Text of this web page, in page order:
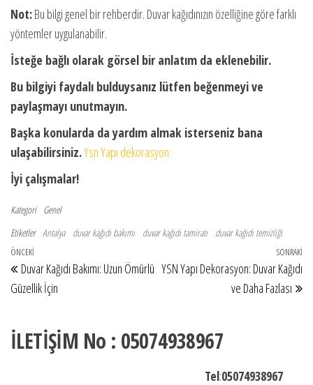
Not:Bu bilgi genel bir rehberdir. Duvar kağıdınızın özelliğine göre farklı
yöntemler uygulanabilir.
İsteğe bağlı olarak görsel bir anlatım da eklenebilir.
Bu bilgiyi faydalı bulduysanız lütfen beğenmeyi ve
paylaşmayı unutmayın.
Başka konularda da yardım almak isterseniz bana
ulaşabilirsiniz.Ysn Yapı dekorasyon
İyi çalışmalar!
Kategori Genel
Etiketler Antalya duvar kağıdı bakımı duvar kağıdı tamiratı duvar kağıdı temizliği
Yazı gezinmesi
Önceki Yazı
ÖNCEKI
Duvar Kağıdı Bakımı: Uzun Ömürlü
Güzellik İçin
SONRAKI
YSN Yapı Dekorasyon: Duvar Kağıdı
ve Daha Fazlası
İLETİŞİM No : 05074938967
Tel:05074938967